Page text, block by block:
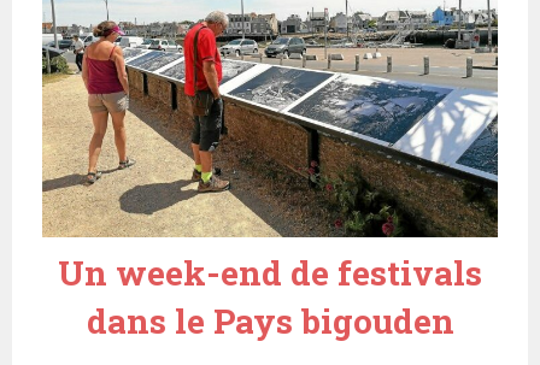
Un week-end de festivals
dans le Pays bigouden